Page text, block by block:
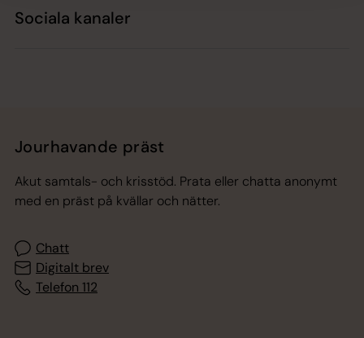
Sociala kanaler
Jourhavande präst
Akut samtals- och krisstöd. Prata eller chatta anonymt
med en präst på kvällar och nätter.
Chatt
Digitalt brev
Telefon 112